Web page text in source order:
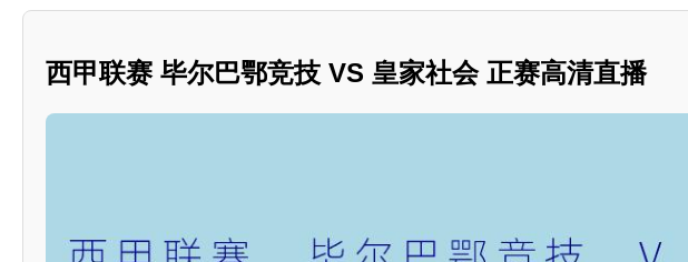
西甲联赛 毕尔巴鄂竞技 VS 皇家社会 正赛高清直播